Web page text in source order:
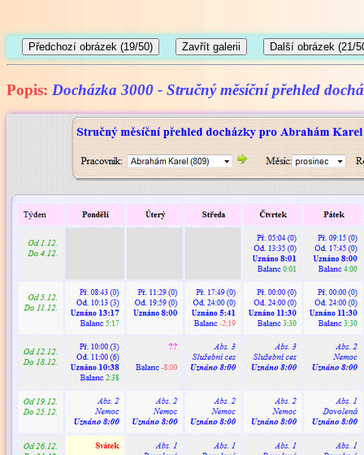
Popis: Docházka 3000 - Stručný měsíční přehled